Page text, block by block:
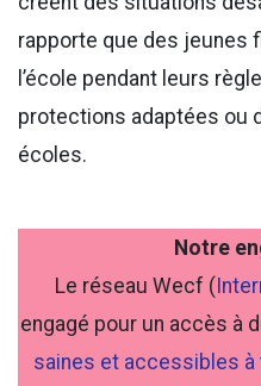
rapporte que des jeunes
l’école pendant leurs
protections adaptées ou
écoles.
Notre
Le réseau Wecf (
engagé pour un accès à
saines et accessibles